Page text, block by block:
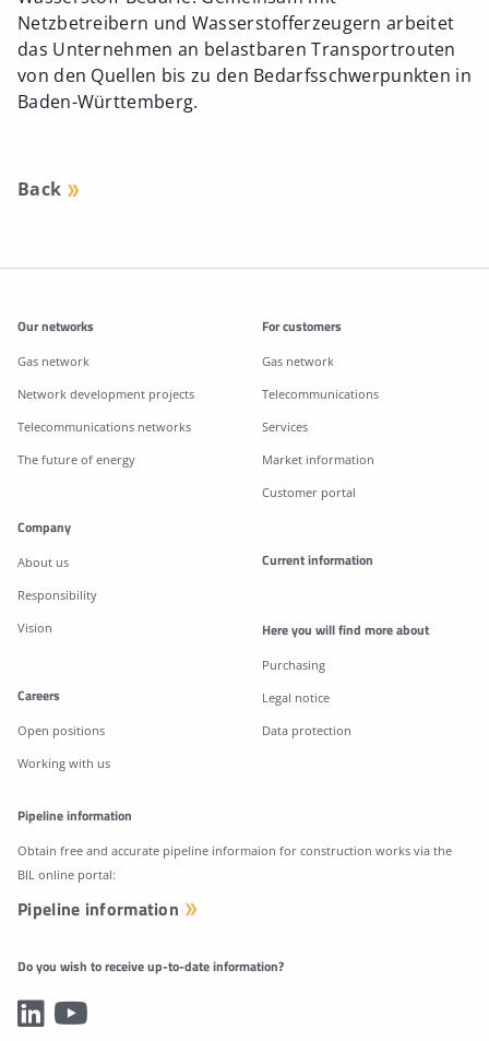
Netzbetreibern und Wasserstofferzeugern arbeitet
das Unternehmen an belastbaren Transportrouten
von den Quellen bis zu den Bedarfsschwerpunkten in
Baden-Württemberg.
Back
Additonal information
Our networks
Gas network
Network development projects
Telecommunications networks
The future of energy
For customers
Gas network
Telecommunications
Services
Market information
Customer portal
Company
About us
Responsibility
Vision
Careers
Open positions
Working with us
Current information
Here you will find more about
Purchasing
Legal notice
Data protection
Pipeline information
Obtain free and accurate pipeline informaion for construction works via the
BIL online portal:
Pipeline information
Do you wish to receive up-to-date information?